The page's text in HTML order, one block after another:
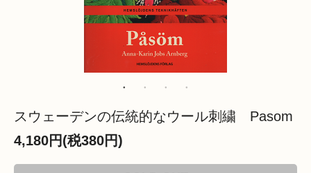
スウェーデンの伝統的なウール刺繍 Pasom
4,180円(税380円)